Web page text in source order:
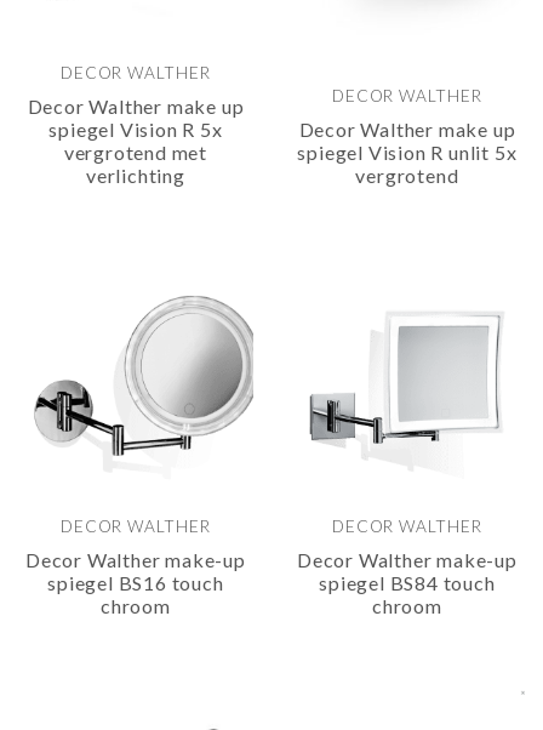
DECOR WALTHER
Decor Walther make up
spiegel Vision R 5x
vergrotend met
verlichting
DECOR WALTHER
Decor Walther make up
spiegel Vision R unlit 5x
vergrotend
DECOR WALTHER
Decor Walther make-up
spiegel BS16 touch
chroom
DECOR WALTHER
Decor Walther make-up
spiegel BS84 touch
chroom